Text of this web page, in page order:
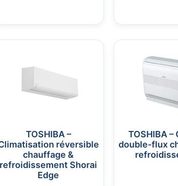
TOSHIBA –
réversible
chauffage &
refroidissement Shorai
Edge
TOSHIBA –
double-flux